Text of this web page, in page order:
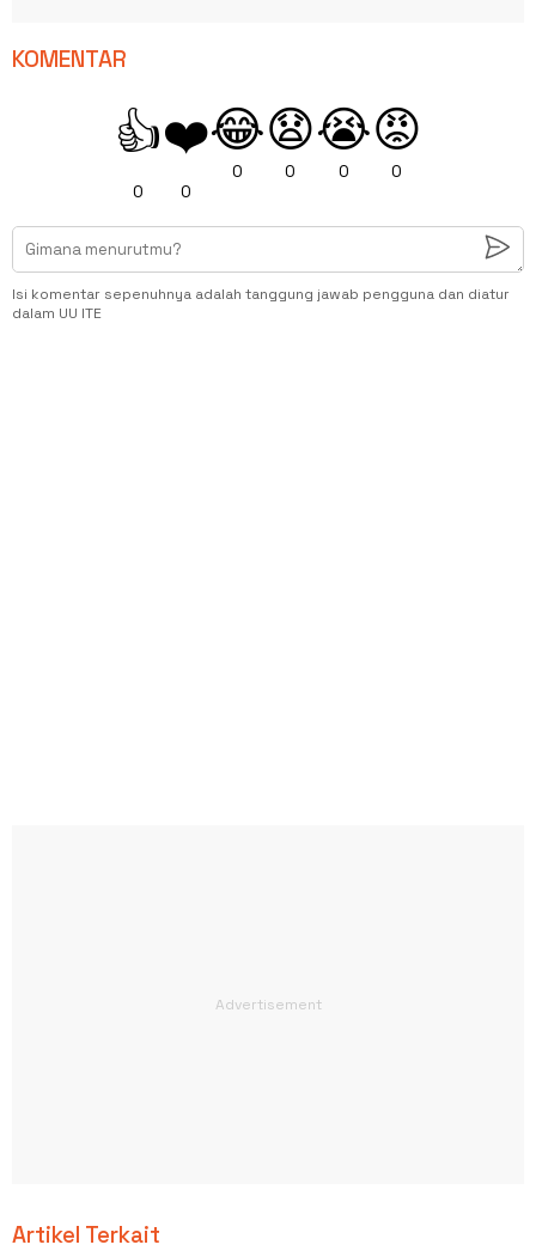
KOMENTAR
👍
0
❤️
0
😂
0
😧
0
😭
0
😡
0
Isi komentar sepenuhnya adalah tanggung jawab pengguna dan diatur
dalam UU ITE
Artikel Terkait